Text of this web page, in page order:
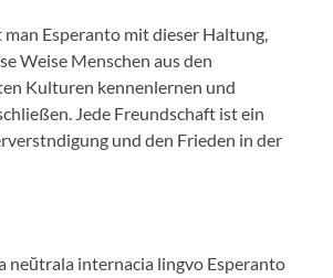
Esperanto mit dieser Haltung,
Weise Menschen aus den
Kulturen kennenlernen und
Jede Freundschaft ist ein
und den Frieden in der
neŭtrala internacia lingvo Esperanto